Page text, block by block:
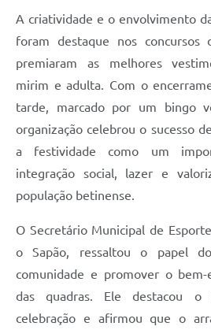
A criatividade e o envolvimento
foram destaque nos concursos
premiaram as melhores
mirim e adulta. Com o
tarde, marcado por um bingo
organização celebrou o sucesso
a festividade como um
integração social, lazer e
população betinense.
O Secretário Municipal de
o Sapão, ressaltou o papel
comunidade e promover o bem-
das quadras. Ele destacou o
celebração e afirmou que o